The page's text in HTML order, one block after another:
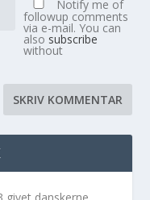
Notify me of
followup comments
via e-mail. You can
also subscribe
without